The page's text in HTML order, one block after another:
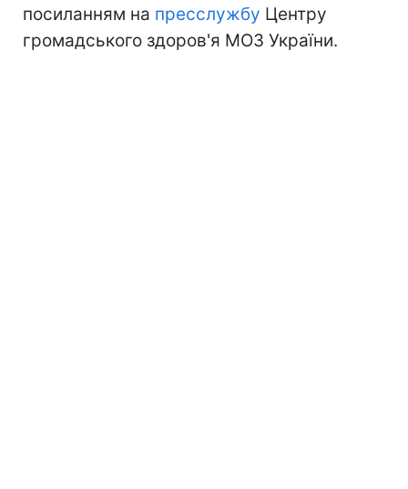
посиланням на пресслужбу Центру
громадського здоров'я МОЗ України.